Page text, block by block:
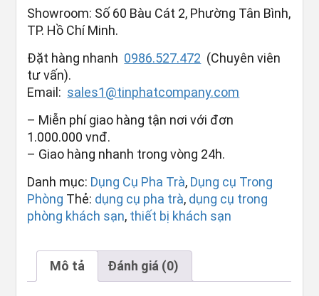
Showroom: Số 60 Bàu Cát 2, Phường Tân Bình,
TP. Hồ Chí Minh.
Đặt hàng nhanh 0986.527.472 (Chuyên viên
tư vấn).
Email: sales1@tinphatcompany.com
– Miễn phí giao hàng tận nơi với đơn
1.000.000 vnđ.
– Giao hàng nhanh trong vòng 24h.
Danh mục: Dụng Cụ Pha Trà, Dụng cụ Trong
Phòng Thẻ: dụng cụ pha trà, dụng cụ trong
phòng khách sạn, thiết bị khách sạn
Mô tả Đánh giá (0)